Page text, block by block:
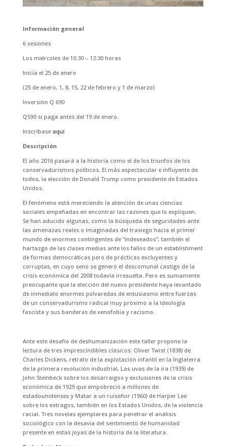
Información general
6 sesiones
Los miércoles de 10:30 – 12:30 horas
Inicia el 25 de enero
(25 de enero, 1, 8, 15, 22 de febrero y 1 de marzo)
Inversión Q 690
Q590 si paga antes del 19 de enero.
Inscríbase aquí
Descripción
El año 2016 pasará a la historia como el de los triunfos de los
conservadurismos políticos. El más espectacular e influyente de
todos, la elección de Donald Trump como presidente de Estados
Unidos.
El fenómeno está mereciendo la atención de unas ciencias
sociales empeñadas en encontrar las razones que lo expliquen.
Se han aducido algunas, como la búsqueda de seguridades ante
las amenazas reales o imaginadas del trasiego hacia el primer
mundo de enormes contingentes de “indeseados”; también el
hartazgo de las clases medias ante los fallos de un establishment
de formas democráticas pero de prácticas excluyentes y
corruptas, en cuyo seno se generó el descomunal castigo de la
crisis económica del 2008 todavía irresuelta. Pero es sumamente
preocupante que la elección del nuevo presidente haya levantado
de inmediato enormes polvaredas de entusiasmo entre fuerzas
de un conservadurismo radical muy próximo a la ideología
fascista y sus banderas de xenofobia y racismo.
Ante este desafío de deshumanización este taller propone la
lectura de tres imprescindibles clásicos: Oliver Twist (1838) de
Charles Dickens, retrato de la explotación infantil en la Inglaterra
de la primera revolución industrial, Las uvas de la ira (1939) de
John Steinbeck sobre los desarraigos y exclusiones de la crisis
económica de 1929 que empobreció a millones de
estadounidenses y Matar a un ruiseñor (1960) de Harper Lee
sobre los estragos, también en los Estados Unidos, de la violencia
racial. Tres novelas ejemplares para penetrar el análisis
sociológico con la desavia del sentimiento de humanidad
presente en estas joyas de la historia de la literatura.